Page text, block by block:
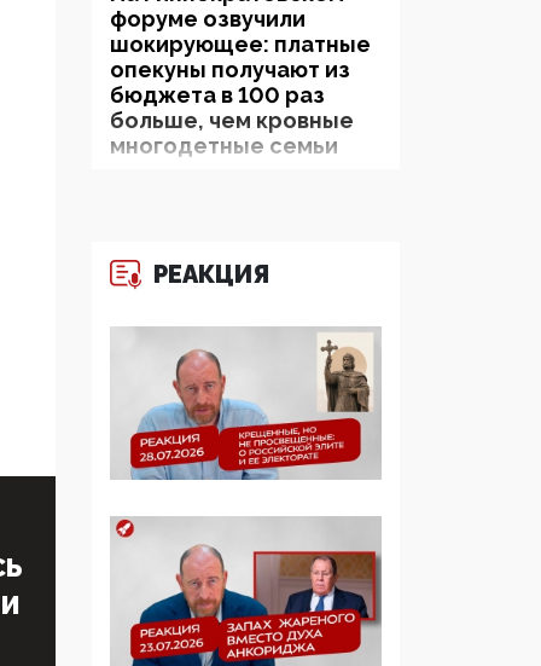
форуме озвучили
шокирующее: платные
опекуны получают из
бюджета в 100 раз
больше, чем кровные
многодетные семьи
Обществознания под
редакцией Медведева:
ценности и немного
двоемыслия
11:53, 09 Июня 2026
Прокуратура наконец
увидела
экстремистскую
деятельность ИИТО
ЮНЕСКО в России, но
цифроглобалисты
продолжают
РЕАКЦИЯ